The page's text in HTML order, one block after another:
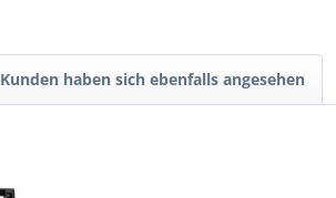
Kunden haben sich ebenfalls angesehen